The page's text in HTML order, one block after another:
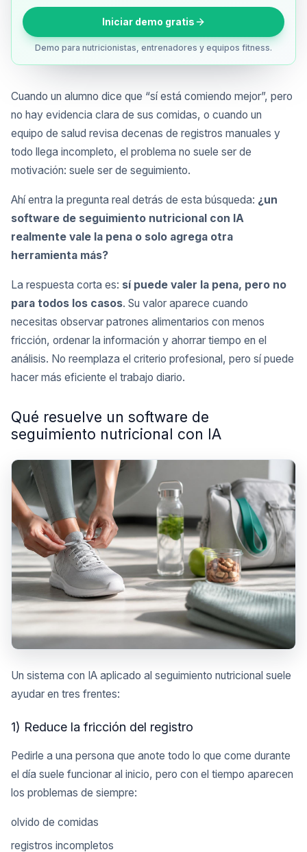
Iniciar demo gratis
Demo para nutricionistas, entrenadores y equipos fitness.
Cuando un alumno dice que “sí está comiendo mejor”, pero
no hay evidencia clara de sus comidas, o cuando un
equipo de salud revisa decenas de registros manuales y
todo llega incompleto, el problema no suele ser de
motivación: suele ser de seguimiento.
Ahí entra la pregunta real detrás de esta búsqueda: ¿un
software de seguimiento nutricional con IA
realmente vale la pena o solo agrega otra
herramienta más?
La respuesta corta es: sí puede valer la pena, pero no
para todos los casos. Su valor aparece cuando
necesitas observar patrones alimentarios con menos
fricción, ordenar la información y ahorrar tiempo en el
análisis. No reemplaza el criterio profesional, pero sí puede
hacer más eficiente el trabajo diario.
Qué resuelve un software de
seguimiento nutricional con IA
Un sistema con IA aplicado al seguimiento nutricional suele
ayudar en tres frentes:
1) Reduce la fricción del registro
Pedirle a una persona que anote todo lo que come durante
el día suele funcionar al inicio, pero con el tiempo aparecen
los problemas de siempre:
olvido de comidas
registros incompletos